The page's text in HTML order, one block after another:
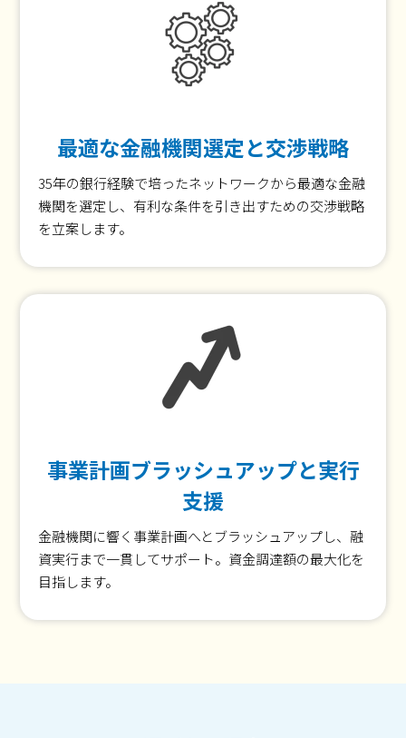
最適な金融機関選定と交渉戦略
35年の銀行経験で培ったネットワークから最適な金融
機関を選定し、有利な条件を引き出すための交渉戦略
を立案します。
事業計画ブラッシュアップと実行
支援
金融機関に響く事業計画へとブラッシュアップし、融
資実行まで一貫してサポート。資金調達額の最大化を
目指します。